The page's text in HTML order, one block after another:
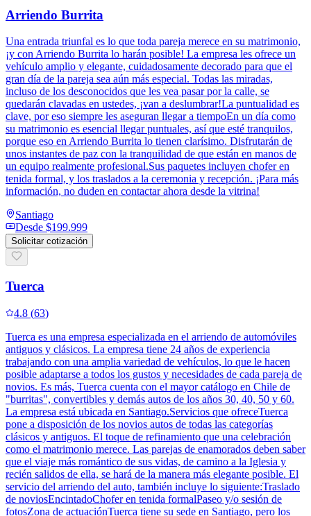
Arriendo Burrita
Una entrada triunfal es lo que toda pareja merece en su matrimonio,
¡y con Arriendo Burrita lo harán posible! La empresa les ofrece un
vehículo amplio y elegante, cuidadosamente decorado para que el
gran día de la pareja sea aún más especial. Todas las miradas,
incluso de los desconocidos que les vea pasar por la calle, se
quedarán clavadas en ustedes, ¡van a deslumbrar!La puntualidad es
clave, por eso siempre les aseguran llegar a tiempoEn un día como
su matrimonio es esencial llegar puntuales, así que esté tranquilos,
porque eso en Arriendo Burrita lo tienen clarísimo. Disfrutarán de
unos instantes de paz con la tranquilidad de que están en manos de
un equipo realmente profesional.Sus paquetes incluyen chofer en
tenida formal, y los traslados a la ceremonia y recepción. ¡Para más
información, no duden en contactar ahora desde la vitrina!
Santiago
Desde $199.999
Solicitar cotización
Tuerca
4.8 (63)
Tuerca es una empresa especializada en el arriendo de automóviles
antiguos y clásicos. La empresa tiene 24 años de experiencia
trabajando con una amplia variedad de vehículos, lo que le hacen
posible adaptarse a todos los gustos y necesidades de cada pareja de
novios. Es más, Tuerca cuenta con el mayor catálogo en Chile de
"burritas", convertibles y demás autos de los años 30, 40, 50 y 60.
La empresa está ubicada en Santiago.Servicios que ofreceTuerca
pone a disposición de los novios autos de todas las categorías
clásicos y antiguos. El toque de refinamiento que una celebración
como el matrimonio merece. Las parejas de enamorados deben saber
que el viaje más romántico de sus vidas, de camino a la Iglesia y
recién salidos de ella, se hará de la manera más elegante posible. El
servicio del arriendo del auto, también incluye lo siguiente:Traslado
de noviosEncintadoChofer en tenida formalPaseo y/o sesión de
fotosZona de actuaciónTuerca tiene su sede en Santiago, pero los